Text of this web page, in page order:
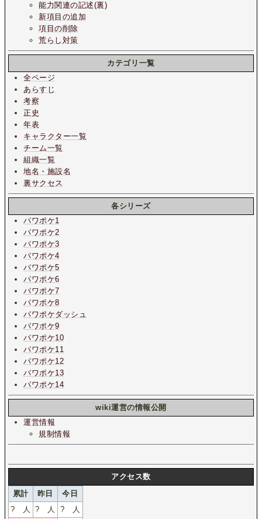
能力関連の記述(裏)
新項目の追加
項目の削除
荒らし対策
カテゴリ一覧
全ページ
あらすじ
考察
正史
年表
キャラクター一覧
チーム一覧
組織一覧
地名・施設名
裏サクセス
各シリーズ
パワポケ1
パワポケ2
パワポケ3
パワポケ4
パワポケ5
パワポケ6
パワポケ7
パワポケ8
パワポケダッシュ
パワポケ9
パワポケ10
パワポケ11
パワポケ12
パワポケ13
パワポケ14
wiki運営の情報公開
運営情報
規制情報
アクセス数
累計
昨日
今日
? 人 ? 人 ? 人